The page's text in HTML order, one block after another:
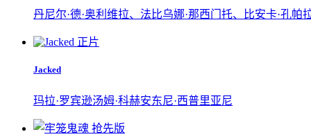
丹尼尔·德·奥利维拉、法比乌娜·那西门托、比安卡·孔帕
正片
Jacked
玛拉·罗宾逊汤姆·科赫安东尼·西普里亚尼
抢先版